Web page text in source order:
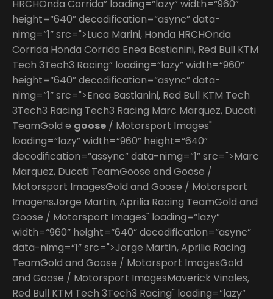
HRCHOnda Corrida” loading=“lazy” width=“960”
height=“640” decodification=“async” data-
nimg=“1” src=">Luca Marini, Honda HRCHOnda
Corrida Honda Corrida Enea Bastianini, Red Bull KTM
Tech 3Tech3 Racing” loading=“lazy” width=“960”
height=“640” decodification=“async” data-
nimg=“1” src=">Enea Bastianini, Red Bull KTM Tech
3Tech3 Racing Tech3 Racing Marc Marquez, Ducati
TeamGold e goose / Motorsport Images"
loading=“lazy” width=“960” height=“640”
decodification=“assync” data-nimg=“1” src=">Marc
Marquez, Ducati TeamGoose and Goose /
Motorsport ImagesGold and Goose / Motorsport
ImagensJorge Martin, Aprilia Racing TeamGold and
Goose / Motorsport Images" loading=“lazy”
width=“960” height=“640” decodification=“async”
data-nimg=“1” src=">Jorge Martin, Aprilia Racing
TeamGold and Goose / Motorsport ImagesGold
and Goose / Motorsport ImagesMaverick Vinales,
Red Bull KTM Tech 3Tech3 Racing" loading=“lazy”